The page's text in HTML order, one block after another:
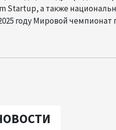
Startup, а также
году Мировой чемпионат